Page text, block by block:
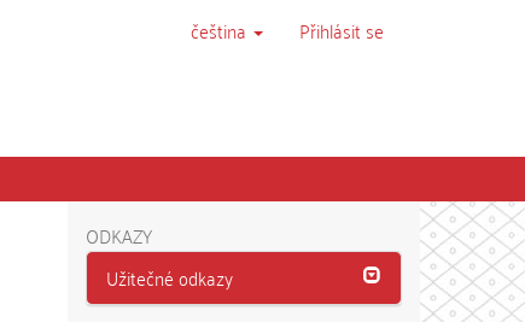
čeština Přihlásit se
ODKAZY
Užitečné odkazy